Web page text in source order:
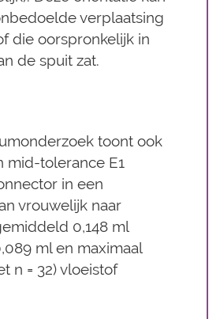
verplaatsing
die oorspronkelijk in
de spuit zat.
toont ook
mid-tolerance E1
in een
vrouwelijk naar
0,148 ml
ml en maximaal
n = 32) vloeistof